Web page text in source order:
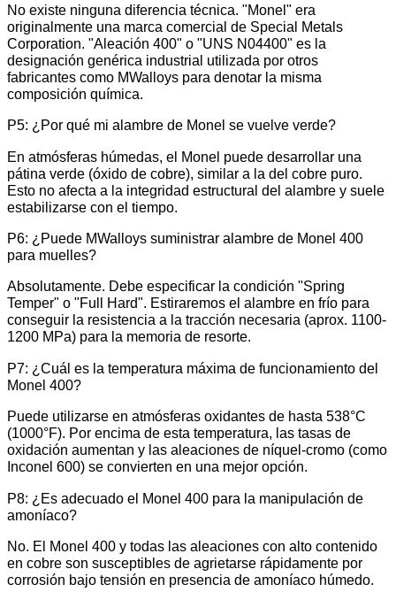
No existe ninguna diferencia técnica. "Monel" era
originalmente una marca comercial de Special Metals
Corporation. "Aleación 400" o "UNS N04400" es la
designación genérica industrial utilizada por otros
fabricantes como MWalloys para denotar la misma
composición química.
P5: ¿Por qué mi alambre de Monel se vuelve verde?
En atmósferas húmedas, el Monel puede desarrollar una
pátina verde (óxido de cobre), similar a la del cobre puro.
Esto no afecta a la integridad estructural del alambre y suele
estabilizarse con el tiempo.
P6: ¿Puede MWalloys suministrar alambre de Monel 400
para muelles?
Absolutamente. Debe especificar la condición "Spring
Temper" o "Full Hard". Estiraremos el alambre en frío para
conseguir la resistencia a la tracción necesaria (aprox. 1100-
1200 MPa) para la memoria de resorte.
P7: ¿Cuál es la temperatura máxima de funcionamiento del
Monel 400?
Puede utilizarse en atmósferas oxidantes de hasta 538°C
(1000°F). Por encima de esta temperatura, las tasas de
oxidación aumentan y las aleaciones de níquel-cromo (como
Inconel 600) se convierten en una mejor opción.
P8: ¿Es adecuado el Monel 400 para la manipulación de
amoníaco?
No. El Monel 400 y todas las aleaciones con alto contenido
en cobre son susceptibles de agrietarse rápidamente por
corrosión bajo tensión en presencia de amoníaco húmedo.